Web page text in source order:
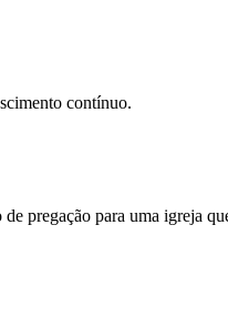
contínuo.
pregação para uma igreja